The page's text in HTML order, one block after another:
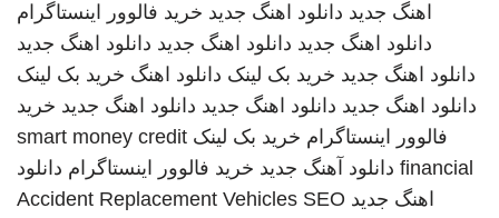
اهنگ جدید دانلود اهنگ جدید خرید فالوور اینستاگرام
دانلود اهنگ جدید دانلود اهنگ جدید دانلود اهنگ جدید
دانلود اهنگ جدید خرید بک لینک دانلود اهنگ خرید بک لینک
دانلود اهنگ جدید دانلود اهنگ جدید دانلود اهنگ جدید خرید
فالوور اینستاگرام خرید بک لینک smart money credit
financial دانلود آهنگ جدید خرید فالوور اینستاگرام دانلود
اهنگ جدید
Accident Replacement Vehicles SEO